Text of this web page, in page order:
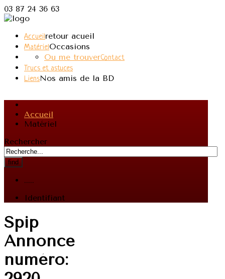
03 87 24 36 63
Accueilretour acueil
MatérielOccasions
Contact
Ou me trouver
Trucs et astuces
LiensNos amis de la BD
Accueil
Matériel
Rechercher
find
.....
Identifiant
Spip
Annonce
numéro: